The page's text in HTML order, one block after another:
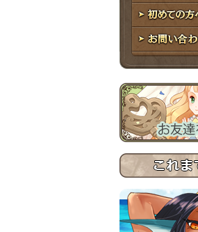
戦闘マニュアル
初めての方へ
お問い合わせ